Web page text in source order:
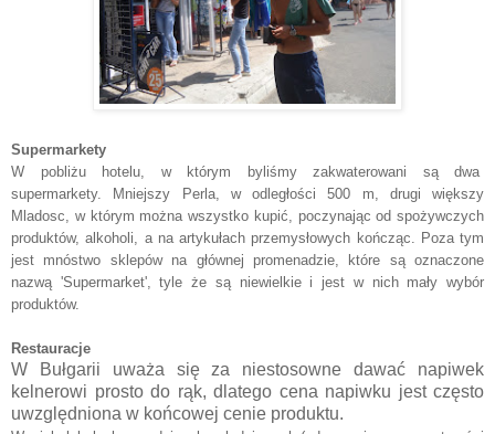
Supermarkety
W pobliżu hotelu, w którym byliśmy zakwaterowani są dwa
supermarkety. Mniejszy Perla, w odległości 500 m, drugi większy
Mladosc, w którym można wszystko kupić, poczynając od spożywczych
produktów, alkoholi, a na artykułach przemysłowych kończąc. Poza tym
jest mnóstwo sklepów na głównej promenadzie, które są oznaczone
nazwą 'Supermarket', tyle że są niewielkie i jest w nich mały wybór
produktów.
Restauracje
W Bułgarii uważa się za niestosowne dawać napiwek
kelnerowi prosto do rąk, dlatego cena napiwku jest często
uwzględniona w końcowej cenie produktu.